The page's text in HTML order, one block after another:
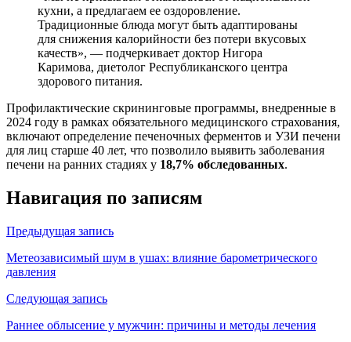
кухни, а предлагаем ее оздоровление.
Традиционные блюда могут быть адаптированы
для снижения калорийности без потери вкусовых
качеств», — подчеркивает доктор Нигора
Каримова, диетолог Республиканского центра
здорового питания.
Профилактические скрининговые программы, внедренные в
2024 году в рамках обязательного медицинского страхования,
включают определение печеночных ферментов и УЗИ печени
для лиц старше 40 лет, что позволило выявить заболевания
печени на ранних стадиях у 18,7% обследованных.
Навигация по записям
Предыдущая запись
Метеозависимый шум в ушах: влияние барометрического
давления
Следующая запись
Раннее облысение у мужчин: причины и методы лечения